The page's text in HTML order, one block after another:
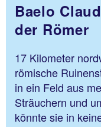
Baelo
der Römer
17 Kilometer
römische
in ein Feld aus
Sträuchern und
könnte sie in